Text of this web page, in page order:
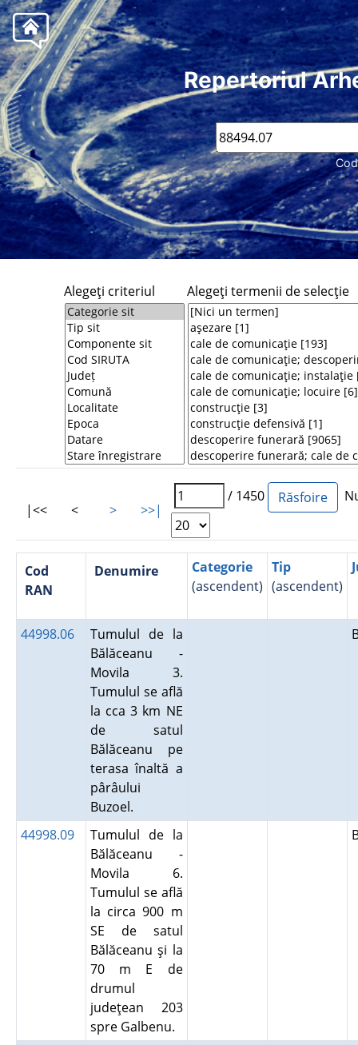
Repertoriul
Cod
Alegeţi criteriul Alegeţi termenii de selecţie
|<< < > >>|
/ 1450
Cod
RAN
Denumire
Categorie
(ascendent)
Tip
(ascendent)
44998.06
Tumulul de la
Bălăceanu -
Movila 3.
Tumulul se află
la cca 3 km NE
de satul
Bălăceanu pe
terasa înaltă a
pârâului
Buzoel.
44998.09
Tumulul de la
Bălăceanu -
Movila 6.
Tumulul se află
la circa 900 m
SE de satul
Bălăceanu şi la
70 m E de
drumul
judeţean 203
spre Galbenu.